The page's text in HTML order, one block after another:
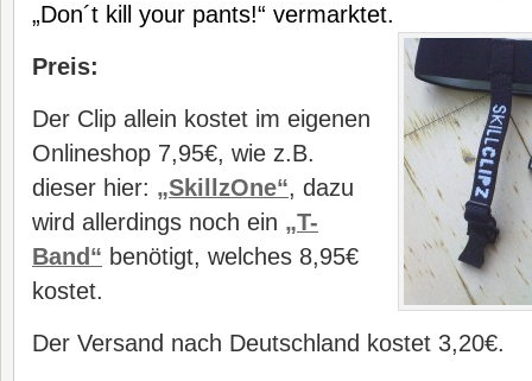
„Don´t kill your pants!“ vermarktet.
Preis:
Der Clip allein kostet im eigenen
Onlineshop 7,95€, wie z.B.
dieser hier: „SkillzOne“, dazu
wird allerdings noch ein „T-
Band“ benötigt, welches 8,95€
kostet.
Der Versand nach Deutschland kostet 3,20€.